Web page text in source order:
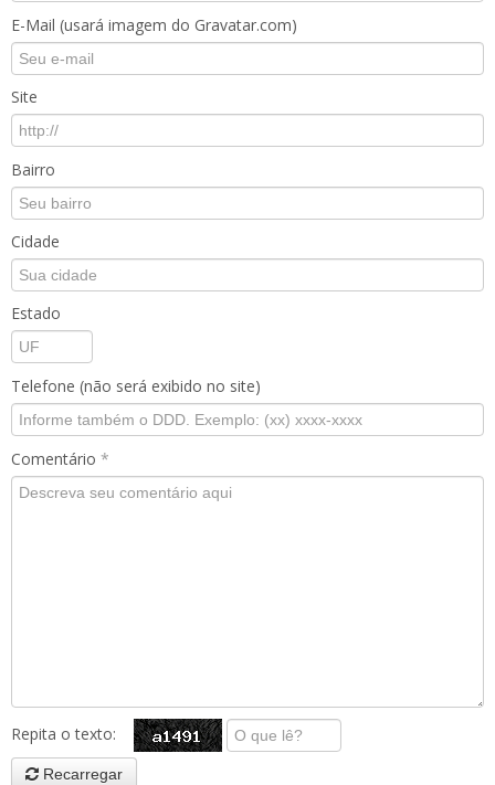
E-Mail (usará imagem do Gravatar.com)
Site
Bairro
Cidade
Estado
Telefone (não será exibido no site)
Comentário *
Repita o texto:
Recarregar